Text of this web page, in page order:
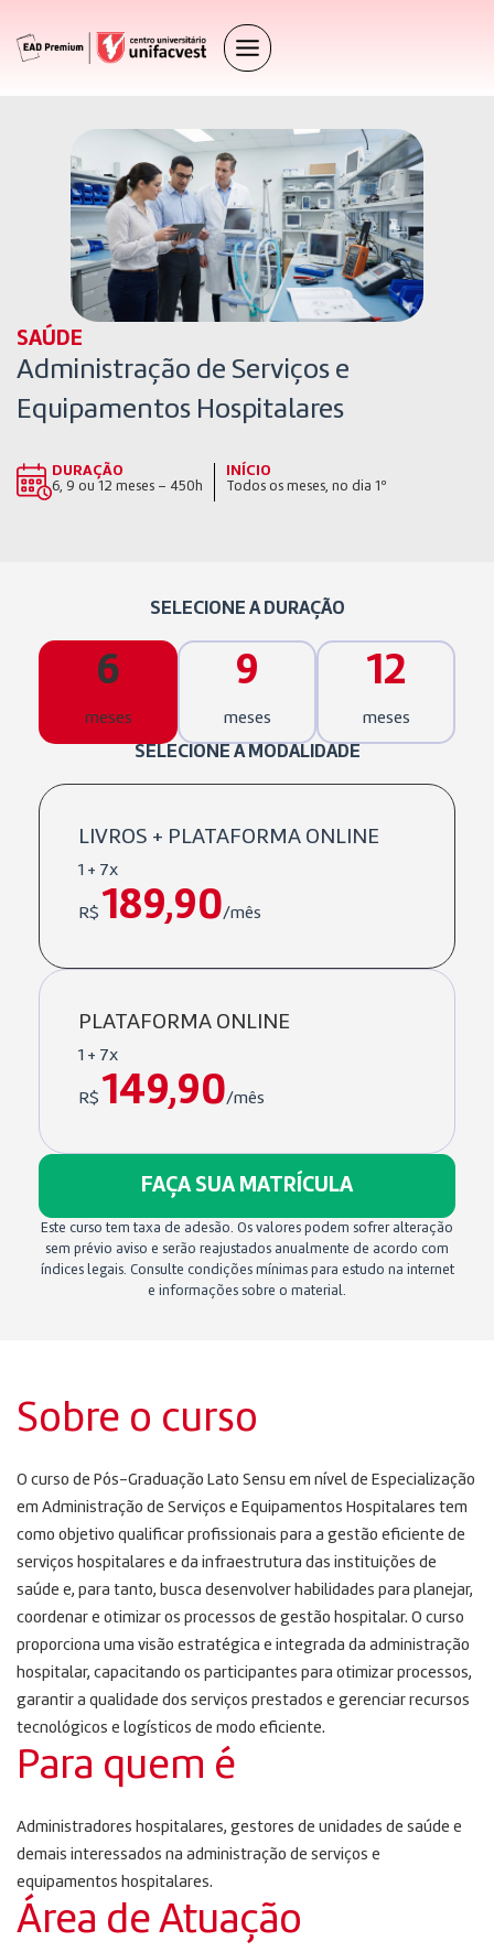
SAÚDE
Administração de Serviços e
Equipamentos Hospitalares
DURAÇÃO
6, 9 ou 12 meses – 450h
INÍCIO
Todos os meses, no dia 1º
Sobre o curso
O curso de Pós-Graduação Lato Sensu em nível de Especialização
em Administração de Serviços e Equipamentos Hospitalares tem
como objetivo qualificar profissionais para a gestão eficiente de
serviços hospitalares e da infraestrutura das instituições de
saúde e, para tanto, busca desenvolver habilidades para planejar,
coordenar e otimizar os processos de gestão hospitalar. O curso
proporciona uma visão estratégica e integrada da administração
hospitalar, capacitando os participantes para otimizar processos,
garantir a qualidade dos serviços prestados e gerenciar recursos
tecnológicos e logísticos de modo eficiente.
Para quem é
Administradores hospitalares, gestores de unidades de saúde e
demais interessados na administração de serviços e
equipamentos hospitalares.
Área de Atuação
SELECIONE A DURAÇÃO
6
meses
9
meses
12
meses
SELECIONE A MODALIDADE
LIVROS + PLATAFORMA ONLINE
1 + 7x
R$ 189,90/mês
PLATAFORMA ONLINE
1 + 7x
R$ 149,90/mês
FAÇA SUA MATRÍCULA
Este curso tem taxa de adesão. Os valores podem sofrer alteração
sem prévio aviso e serão reajustados anualmente de acordo com
índices legais. Consulte condições mínimas para estudo na internet
e informações sobre o material.